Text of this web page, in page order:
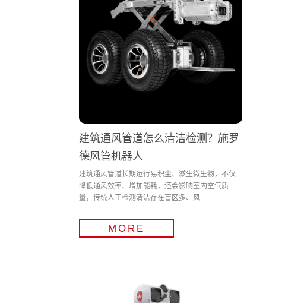
建筑通风管道怎么清洁检测？施罗
德风管机器人
建筑通风管道长期运行易积尘、滋生微生物，不仅
降低通风效率、增加能耗，还会影响室内空气质
量，传统人工检测清洁存在盲区多、风...
MORE